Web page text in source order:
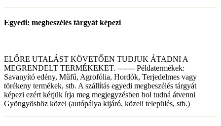
Egyedi: megbeszélés tárgyát képezi
ELŐRE UTALÁST KÖVETŐEN TUDJUK ÁTADNI A
MEGRENDELT TERMÉKEKET. ------- Példatermékek:
Savanyító edény, Műfű, Agrofólia, Hordók, Terjedelmes vagy
törékeny termékek, stb. A szállítás egyedi megbeszélés tárgyát
képezi ezért kérjük írja meg megjegyzésben hol tudná átvenni
Gyöngyöshöz közel (autópálya kijáró, közeli település, stb.)